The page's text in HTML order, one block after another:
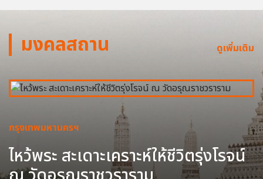
มงคลสถาน ดูเพิ่มเติม
กรุงเทพมหานครฯ
ไหว้พระ สะเดาะเคราะห์ให้ชีวิตรุ่งโรจน์